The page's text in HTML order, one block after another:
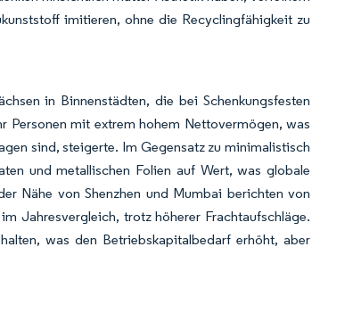
imitieren, ohne die Recyclingfähigkeit zu
in Binnenstädten, die bei Schenkungsfesten
Personen mit extrem hohem Nettovermögen, was
sind, steigerte. Im Gegensatz zu minimalistisch
und metallischen Folien auf Wert, was globale
Nähe von Shenzhen und Mumbai berichten von
Jahresvergleich, trotz höherer Frachtaufschläge.
was den Betriebskapitalbedarf erhöht, aber